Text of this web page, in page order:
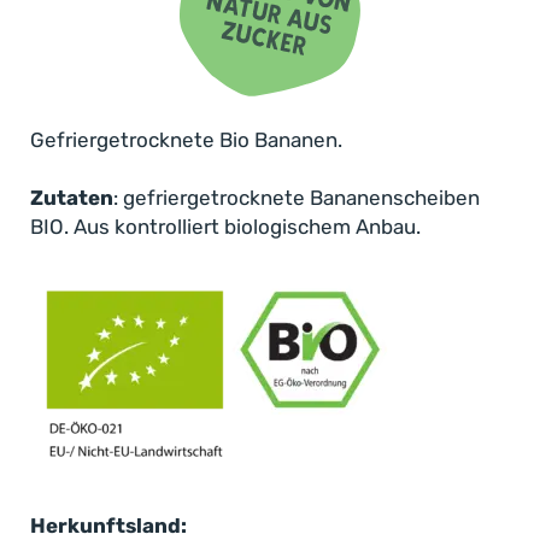
Für alle, die natürlich genießen wollen:
unsere Bio-Bananen
Ganz gleich, ob du dir selbst etwas Gutes tun
willst oder auf der Suche nach einem
Gefriergetrocknete Bio Bananen.
Zutaten: gefriergetrocknete Bananenscheiben
BIO. Aus kontrolliert biologischem Anbau.
Herkunftsland: